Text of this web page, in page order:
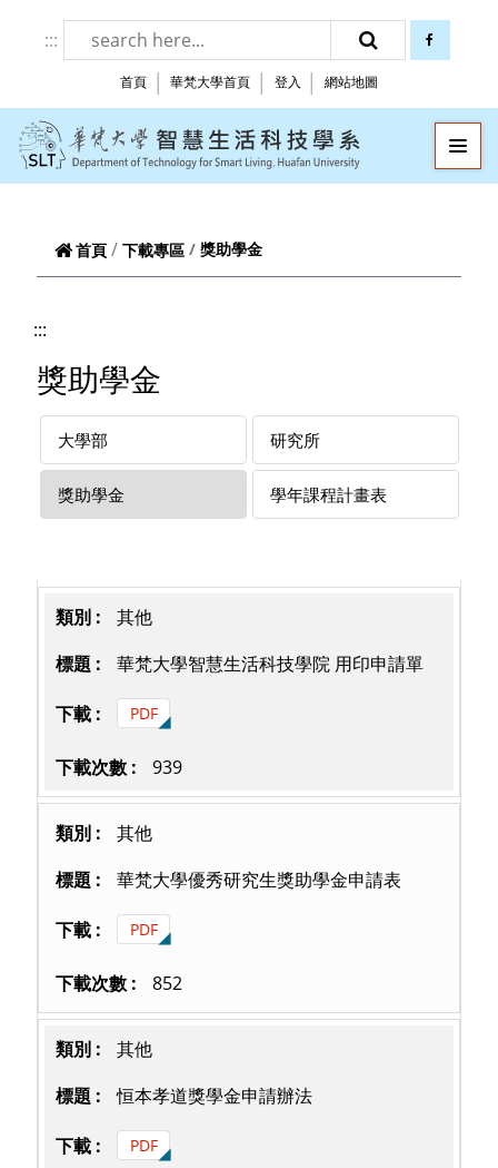
:::
搜尋
首頁 華梵大學首頁 登入 網站地圖
華梵大學智慧
—
—
—
首頁 下載專區 獎助學金
:::
獎助學金
大學部 研究所
獎助學金 學年課程計畫表
其他
華梵大學智慧生活科技學院 用印申請單
PDF
939
其他
華梵大學優秀研究生獎助學金申請表
PDF
852
其他
恒本孝道獎學金申請辦法
PDF